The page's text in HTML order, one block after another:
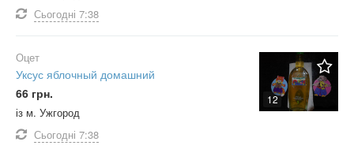
Сьогодні 7:38
12
Оцет
Уксус яблочный домашний
66 грн.
із м. Ужгород
Сьогодні 7:38